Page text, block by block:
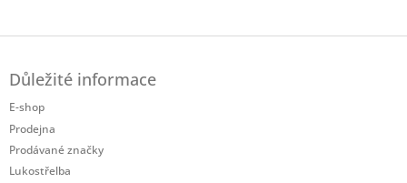
Důležité informace
E-shop
Prodejna
Prodávané značky
Lukostřelba